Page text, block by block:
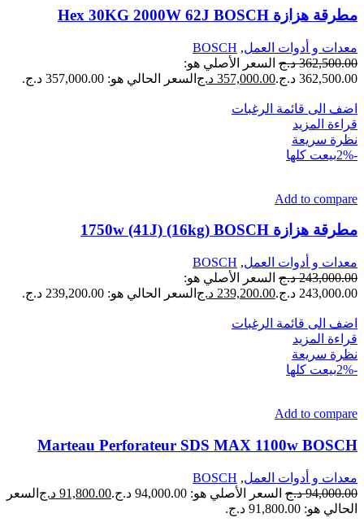
مطرقة هزازة Hex 30KG 2000W 62J BOSCH
معدات و أدوات العمل,
BOSCH
362,500.00 د.ج السعر الأصلي هو:
362,500.00 د.ج.
357,000.00 د.ج السعر الحالي هو: 357,000.00 د.ج.
اضف الى قائمة الرغبات
قراءة المزيد
نظرة سريعة
-2%
بيعت كلها
Add to compare
مطرقة هزازة 1750w (41J) (16kg) BOSCH
معدات و أدوات العمل,
BOSCH
243,000.00 د.ج السعر الأصلي هو:
243,000.00 د.ج.
239,200.00 د.ج السعر الحالي هو: 239,200.00 د.ج.
اضف الى قائمة الرغبات
قراءة المزيد
نظرة سريعة
-2%
بيعت كلها
Add to compare
Marteau Perforateur SDS MAX 1100w BOSCH
معدات و أدوات العمل,
BOSCH
94,000.00 د.ج السعر الأصلي هو: 94,000.00 د.ج. 91,800.00 د.ج السعر
الحالي هو: 91,800.00 د.ج.